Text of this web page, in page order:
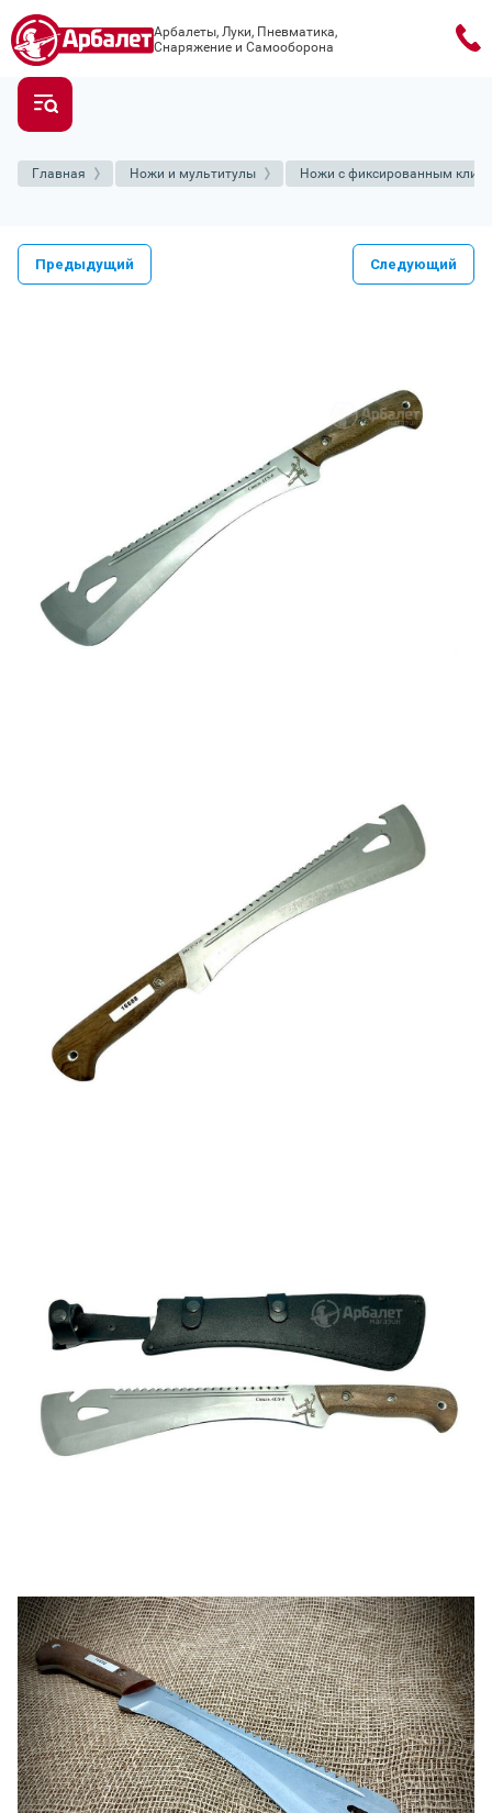
Арбалеты, Луки, Пневматика,
Снаряжение и Самооборона
Главная Ножи и мультитулы Ножи с фиксированным
Предыдущий Следующий